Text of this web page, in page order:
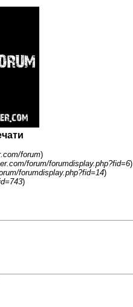
forum)
forum/forumdisplay.php?fid=6)
forumdisplay.php?fid=14)
)